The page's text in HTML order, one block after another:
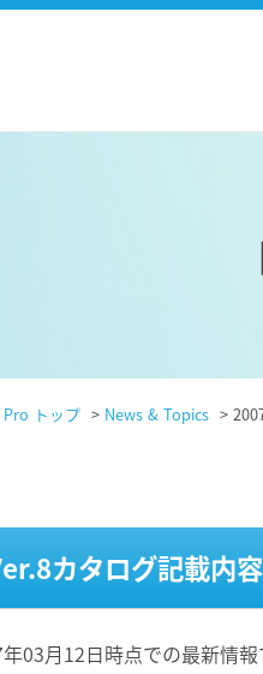
Pro トップ > News & Topics >
カタログ記載内
03月12日時点での最新情報